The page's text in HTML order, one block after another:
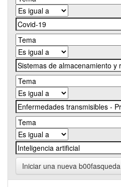
Iniciar una nueva b00fasqueda